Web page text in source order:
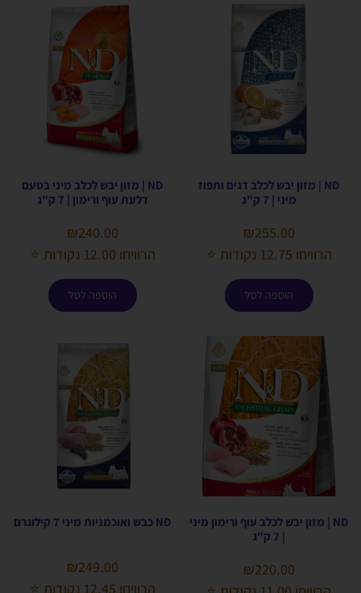
ND | מזון יבש לכלב דגים ותפוז
מיני | 7 ק"ג
₪255.00
הרוויחו 12.75 נקודות ⭐
הוספה לסל
ND | מזון יבש לכלב מיני בטעם
דלעת עוף ורימון | 7 ק"ג
₪240.00
הרוויחו 12.00 נקודות ⭐
הוספה לסל
ND | מזון יבש לכלב עוף ורימון מיני
₪220.00
ND כבש ואוכמניות מיני 7 קילוגרם
₪249.00
הרוויחו 12.45 נקודות ⭐